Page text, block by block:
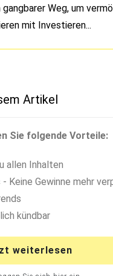
Weg, um
mit Investieren...
Artikel
Sie folgende Vorteile:
allen Inhalten
Keine Gewinne mehr
kündbar
weiterlesen